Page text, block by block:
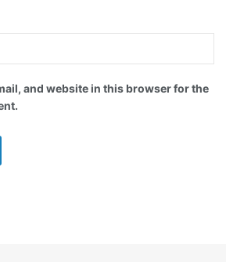
and website in this browser for the